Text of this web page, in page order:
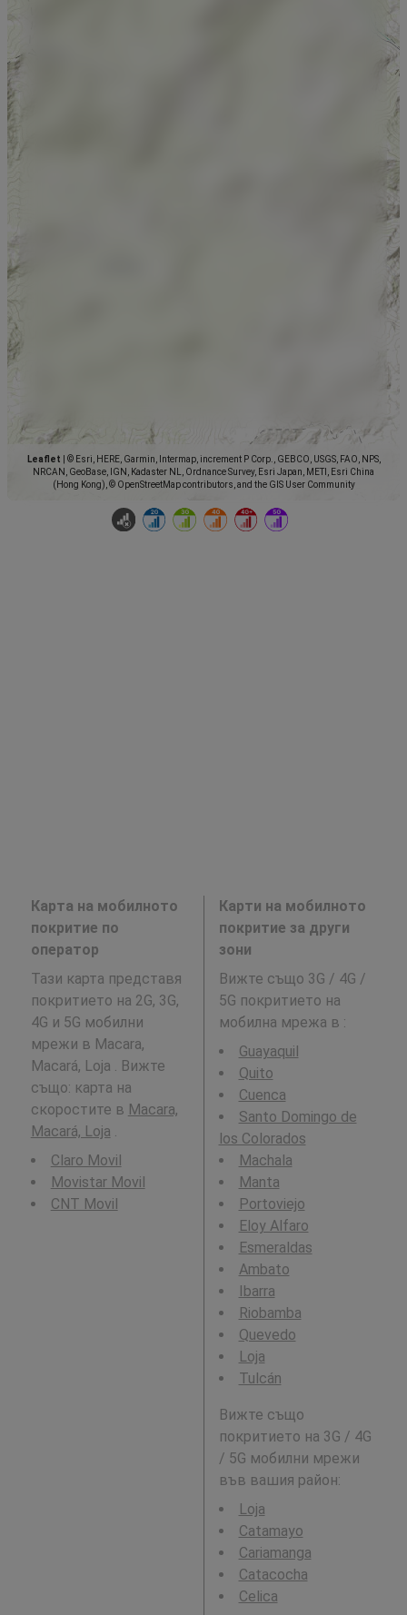
Leaflet
© Esri, HERE, Garmin, Intermap, increment P Corp., GEBCO, USGS, FAO, NPS,
NRCAN, GeoBase, IGN, Kadaster NL, Ordnance Survey, Esri Japan, METI, Esri China
(Hong Kong), © OpenStreetMap contributors, and the GIS User Community
Карта на мобилното
покритие по
оператор
Тази карта представя
покритието на 2G, 3G,
4G и 5G мобилни
мрежи в Macara,
Macará, Loja . Вижте
също: карта на
скоростите в Macara,
Macará, Loja .
Claro Movil
Movistar Movil
CNT Movil
Карти на мобилното
покритие за други
зони
Вижте също 3G / 4G /
5G покритието на
мобилна мрежа в :
Guayaquil
Quito
Cuenca
Santo Domingo de
los Colorados
Machala
Manta
Portoviejo
Eloy Alfaro
Esmeraldas
Ambato
Ibarra
Riobamba
Quevedo
Loja
Tulcán
Вижте също
покритието на 3G / 4G
/ 5G мобилни мрежи
във вашия район:
Loja
Catamayo
Cariamanga
Catacocha
Celica